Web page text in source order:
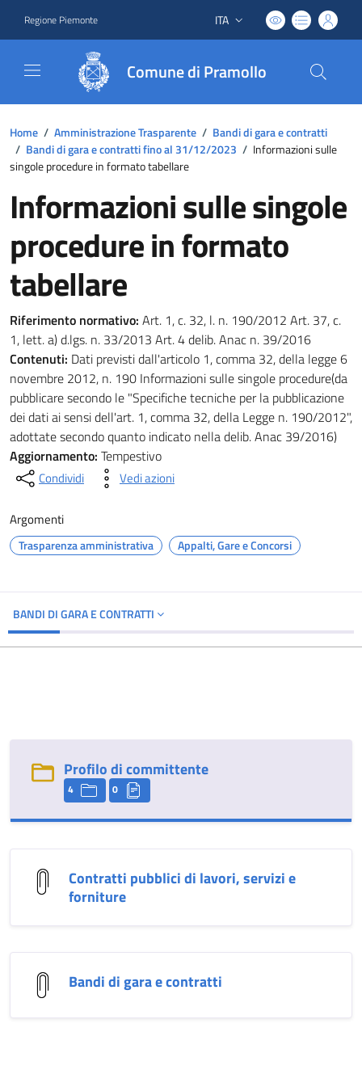
Regione Piemonte Lingua attiva:
ITA
Comune di Pramollo
Home / Amministrazione Trasparente / Bandi di gara e contratti
/ Bandi di gara e contratti fino al 31/12/2023 / Informazioni sulle
singole procedure in formato tabellare
Informazioni sulle singole
procedure in formato
tabellare
Riferimento normativo: Art. 1, c. 32, l. n. 190/2012 Art. 37, c.
1, lett. a) d.lgs. n. 33/2013 Art. 4 delib. Anac n. 39/2016
Contenuti: Dati previsti dall'articolo 1, comma 32, della legge 6
novembre 2012, n. 190 Informazioni sulle singole procedure(da
pubblicare secondo le "Specifiche tecniche per la pubblicazione
dei dati ai sensi dell'art. 1, comma 32, della Legge n. 190/2012",
adottate secondo quanto indicato nella delib. Anac 39/2016)
Aggiornamento: Tempestivo
Condividi Vedi azioni
Argomenti
Trasparenza amministrativa Appalti, Gare e Concorsi
BANDI DI GARA E CONTRATTI
Profilo di committente
4 0
Contratti pubblici di lavori, servizi e
forniture
Bandi di gara e contratti